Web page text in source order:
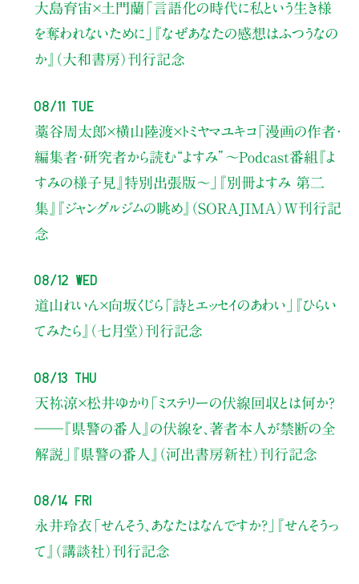
大島育宙×土門蘭 「言語化の時代に私という生き様
を奪われないために」
『なぜあなたの感想はふつうなの
か』（大和書房）刊行記念
08/11 Tue
藁谷周太郎×横山陸渡×トミヤマユキコ「漫画の作者・
編集者・研究者から読む“よすみ” 〜Podcast番組『よ
すみの様子見』特別出張版〜」
『別冊よすみ 第二
集』『ジャングルジムの眺め』（SORAJIMA）W刊行記
念
08/12 Wed
道山れいん×向坂くじら 「詩とエッセイのあわい」
『ひらい
てみたら』（七月堂）刊行記念
08/13 Thu
天祢涼×松井ゆかり 「ミステリーの伏線回収とは何か？
――『県警の番人』の伏線を、著者本人が禁断の全
解説」
『県警の番人』（河出書房新社）刊行記念
08/14 Fri
永井玲衣 「せんそう、あなたはなんですか？」
『せんそうっ
て』（講談社）刊行記念